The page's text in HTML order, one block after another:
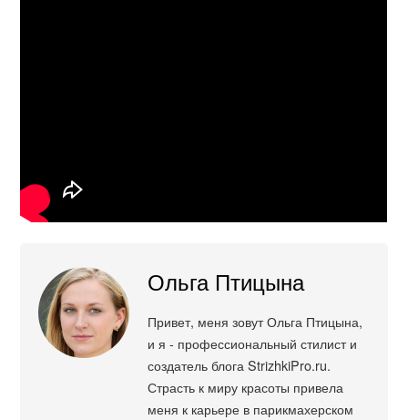
Ольга Птицына
Привет, меня зовут Ольга Птицына,
и я - профессиональный стилист и
создатель блога StrizhkiPro.ru.
Страсть к миру красоты привела
меня к карьере в парикмахерском